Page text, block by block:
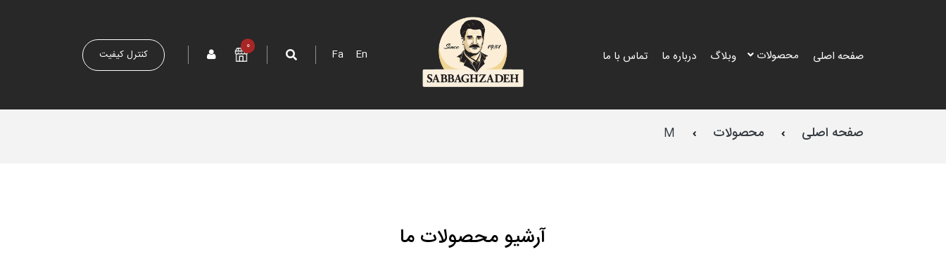
صفحه اصلی محصولات وبلاگ درباره ما تماس با ما Fa En
0
کنترل کیفیت
صفحه اصلی محصولات M
آرشیو محصولات ما